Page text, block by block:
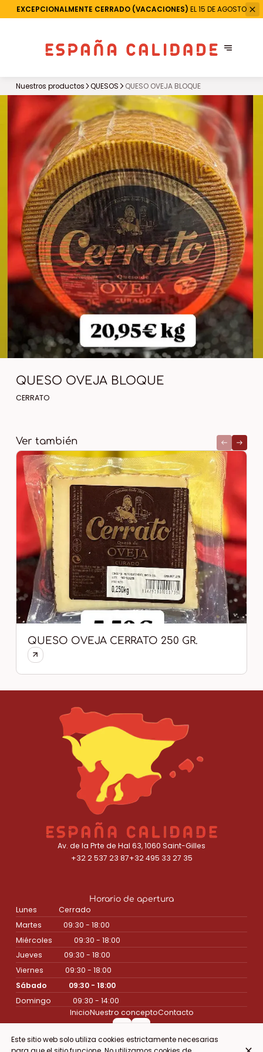
EXCEPCIONALMENTE CERRADO (VACACIONES) EL 15 DE AGOSTO
Nuestros productos QUESOS QUESO OVEJA BLOQUE
QUESO OVEJA BLOQUE
CERRATO
Ver también
QUESO OVEJA CERRATO 250 GR.
Av. de la Prte de Hal 63, 1060 Saint-Gilles
+32 2 537 23 87+32 495 33 27 35
Horario de apertura
Lunes
Cerrado
Martes
09:30 - 18:00
Miércoles
09:30 - 18:00
Jueves
09:30 - 18:00
Viernes
09:30 - 18:00
Sábado
09:30 - 18:00
Domingo
09:30 - 14:00
InicioNuestro conceptoContacto
Este sitio web solo utiliza cookies estrictamente necesarias